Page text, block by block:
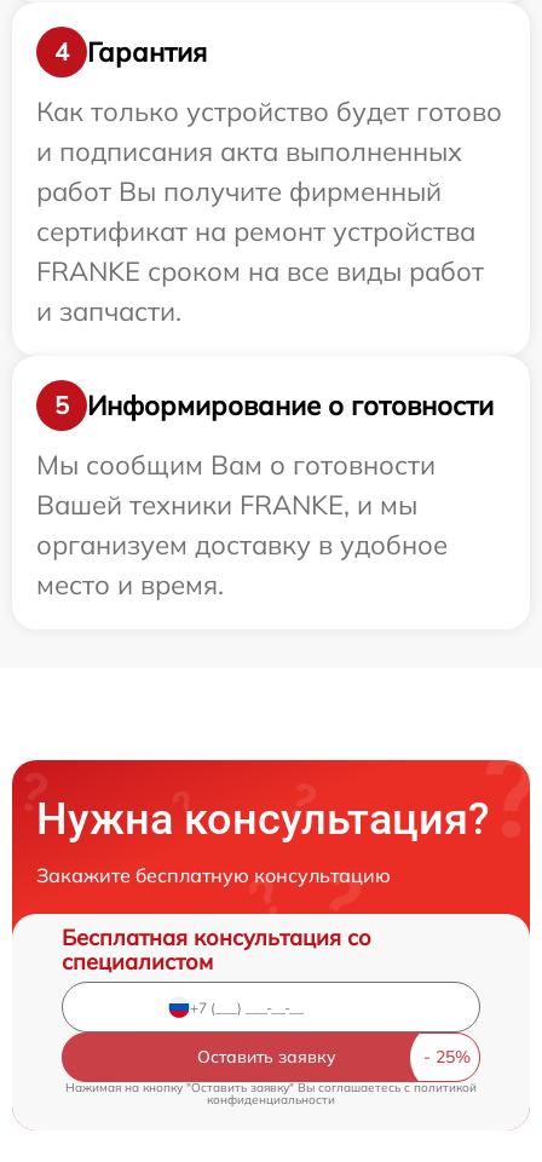
4
Гарантия
Как только устройство будет готово
и подписания акта выполненных
работ Вы получите фирменный
сертификат на ремонт устройства
FRANKE сроком на все виды работ
и запчасти.
5
Информирование о готовности
Мы сообщим Вам о готовности
Вашей техники FRANKE, и мы
организуем доставку в удобное
место и время.
Нужна консультация?
Закажите бесплатную консультацию
Бесплатная консультация со
специалистом
Оставить заявку
Нажимая на кнопку "Оставить заявку" Вы соглашаетесь cполитикой
конфиденциальности